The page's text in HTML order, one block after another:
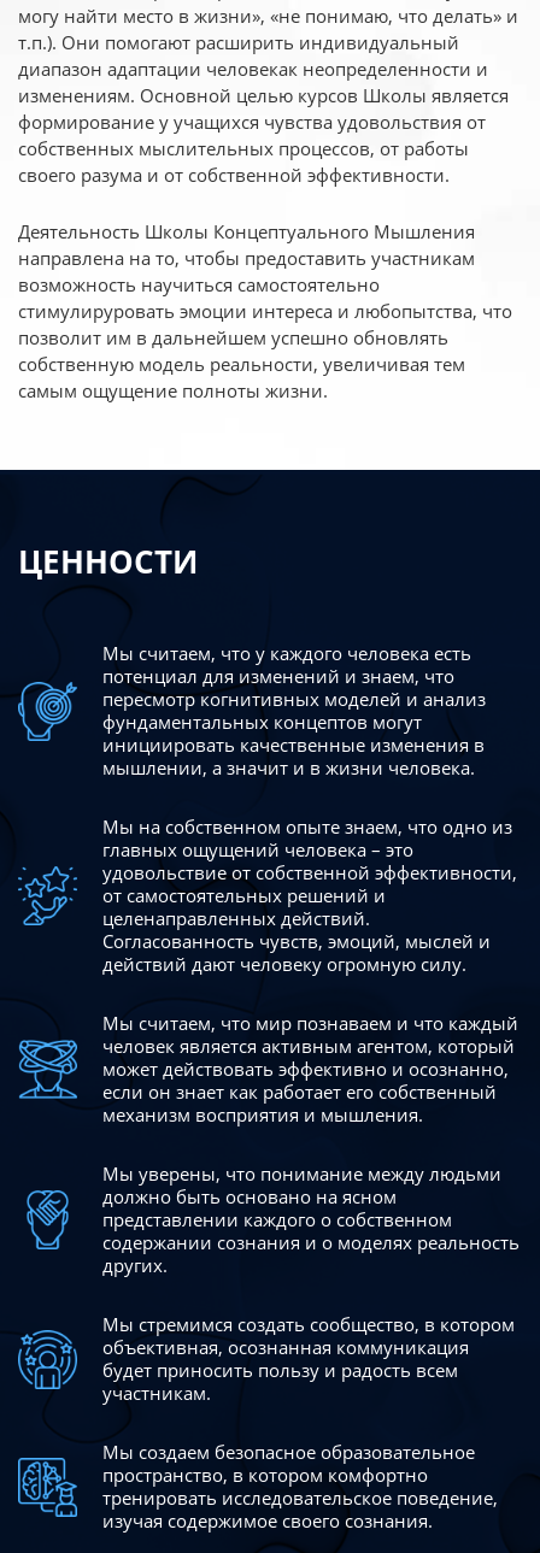
могу найти место в жизни», «не понимаю, что делать» и
т.п.). Они помогают расширить индивидуальный
диапазон адаптации человекак неопределенности и
изменениям. Основной целью курсов Школы является
формирование у учащихся чувства удовольствия от
собственных мыслительных процессов, от работы
своего разума и от собственной эффективности.
Деятельность Школы Концептуального Мышления
направлена на то, чтобы предоставить участникам
возможность научиться самостоятельно
стимулируровать эмоции интереса и любопытства, что
позволит им в дальнейшем успешно обновлять
собственную модель реальности, увеличивая тем
самым ощущение полноты жизни.
ЦЕННОСТИ
Мы считаем, что у каждого человека есть
потенциал для изменений и знаем, что
пересмотр когнитивных моделей и анализ
фундаментальных концептов могут
инициировать качественные изменения в
мышлении, а значит и в жизни человека.
Мы на собственном опыте знаем, что одно из
главных ощущений человека – это
удовольствие от собственной эффективности,
от самостоятельных решений и
целенаправленных действий.
Согласованность чувств, эмоций, мыслей и
действий дают человеку огромную силу.
Мы считаем, что мир познаваем и что каждый
человек является активным агентом, который
может действовать эффективно и осознанно,
если он знает как работает его собственный
механизм восприятия и мышления.
Мы уверены, что понимание между людьми
должно быть основано на ясном
представлении каждого о собственном
содержании сознания и о моделях реальность
других.
Мы стремимся создать сообщество, в котором
объективная, осознанная коммуникация
будет приносить пользу и радость всем
участникам.
Мы создаем безопасное образовательное
пространство, в котором комфортно
тренировать исследовательское поведение,
изучая содержимое своего сознания.